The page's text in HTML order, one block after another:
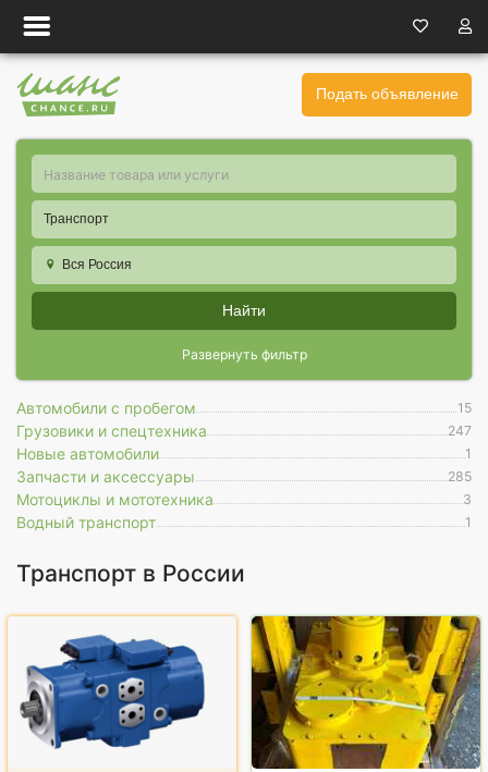
Подать объявление
Транспорт
Вся Россия
Найти
Развернуть фильтр
Автомобили с пробегом 15
Грузовики и спецтехника 247
Новые автомобили 1
Запчасти и аксессуары 285
Мотоциклы и мототехника 3
Водный транспорт 1
Транспорт в России